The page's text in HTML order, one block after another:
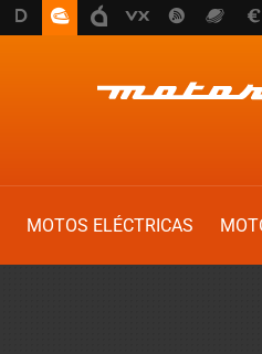
MOTOS ELÉCTRICAS